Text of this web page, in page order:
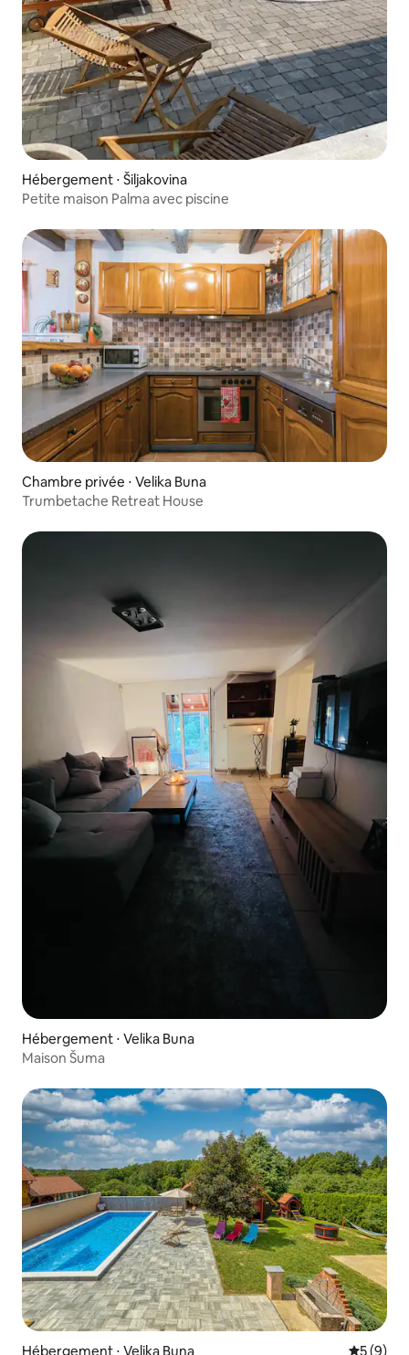
Hébergement ⋅ Šiljakovina
Petite maison Palma avec piscine
Chambre privée ⋅ Velika Buna
Trumbetache Retreat House
Hébergement ⋅ Velika Buna
Maison Šuma
Hébergement ⋅ Velika Buna 5 (9)